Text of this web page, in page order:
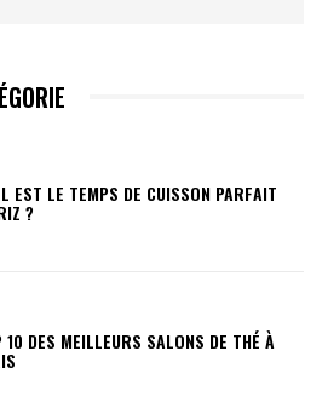
EST LE TEMPS DE CUISSON PARFAIT
?
10 DES MEILLEURS SALONS DE THÉ À